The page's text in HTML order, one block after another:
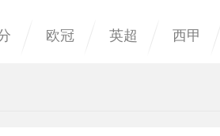
欧冠 英超 西甲